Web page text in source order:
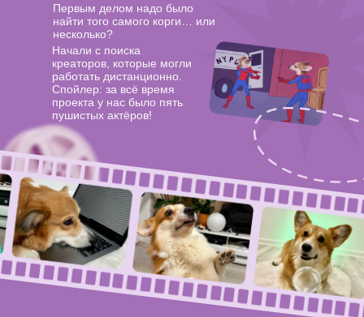
Начали с поиска
креаторов, которые могли
работать дистанционно.
Спойлер: за всё время
проекта у нас было пять
пушистых актёров!
Первым делом надо было
найти того самого корги… или
несколько?